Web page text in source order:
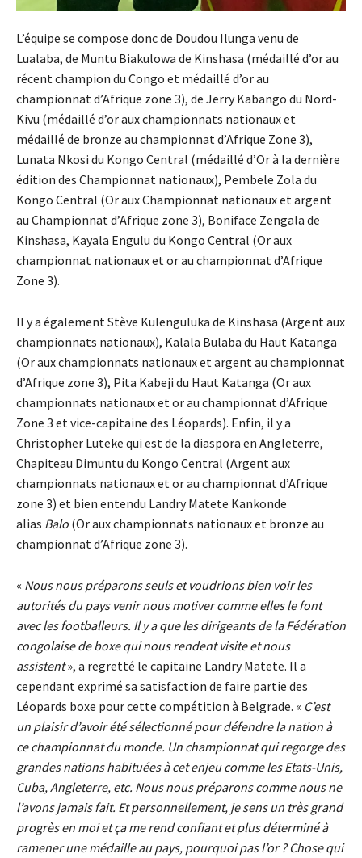
L’équipe se compose donc de Doudou Ilunga venu de
Lualaba, de Muntu Biakulowa de Kinshasa (médaillé d’or au
récent champion du Congo et médaillé d’or au
championnat d’Afrique zone 3), de Jerry Kabango du Nord-
Kivu (médaillé d’or aux championnats nationaux et
médaillé de bronze au championnat d’Afrique Zone 3),
Lunata Nkosi du Kongo Central (médaillé d’Or à la dernière
édition des Championnat nationaux), Pembele Zola du
Kongo Central (Or aux Championnat nationaux et argent
au Championnat d’Afrique zone 3), Boniface Zengala de
Kinshasa, Kayala Engulu du Kongo Central (Or aux
championnat nationaux et or au championnat d’Afrique
Zone 3).
Il y a également Stève Kulenguluka de Kinshasa (Argent aux
championnats nationaux), Kalala Bulaba du Haut Katanga
(Or aux championnats nationaux et argent au championnat
d’Afrique zone 3), Pita Kabeji du Haut Katanga (Or aux
championnats nationaux et or au championnat d’Afrique
Zone 3 et vice-capitaine des Léopards). Enfin, il y a
Christopher Luteke qui est de la diaspora en Angleterre,
Chapiteau Dimuntu du Kongo Central (Argent aux
championnats nationaux et or au championnat d’Afrique
zone 3) et bien entendu Landry Matete Kankonde
alias Balo (Or aux championnats nationaux et bronze au
championnat d’Afrique zone 3).
« Nous nous préparons seuls et voudrions bien voir les
autorités du pays venir nous motiver comme elles le font
avec les footballeurs. Il y a que les dirigeants de la Fédération
congolaise de boxe qui nous rendent visite et nous
assistent», a regretté le capitaine Landry Matete. Il a
cependant exprimé sa satisfaction de faire partie des
Léopards boxe pour cette compétition à Belgrade. « C’est
un plaisir d’avoir été sélectionné pour défendre la nation à
ce championnat du monde. Un championnat qui regorge des
grandes nations habituées à cet enjeu comme les Etats-Unis,
Cuba, Angleterre, etc. Nous nous préparons comme nous ne
l’avons jamais fait. Et personnellement, je sens un très grand
progrès en moi et ça me rend confiant et plus déterminé à
ramener une médaille au pays, pourquoi pas l’or ? Chose qui